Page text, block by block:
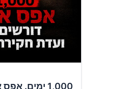
1,000 ימים.